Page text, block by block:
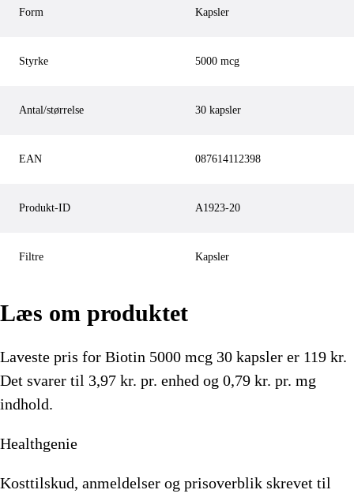
Form Kapsler
Styrke 5000 mcg
Antal/størrelse 30 kapsler
EAN 087614112398
Produkt-ID A1923-20
Filtre Kapsler
Læs om produktet
Laveste pris for Biotin 5000 mcg 30 kapsler er 119 kr.
Det svarer til 3,97 kr. pr. enhed og 0,79 kr. pr. mg
indhold.
Healthgenie
Kosttilskud, anmeldelser og prisoverblik skrevet til